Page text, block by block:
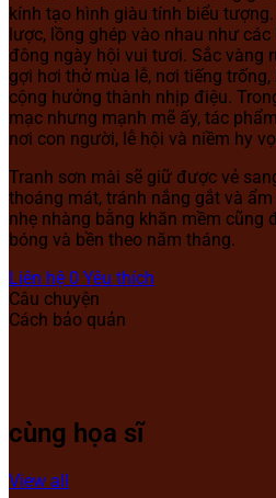
kính tạo hình giàu tính biểu
lược, lồng ghép vào nhau như
đông ngày hội vui tươi. Sắc vàng
gợi hơi thở mùa lễ, nơi tiếng
cộng hưởng thành nhịp điệu.
mạc nhưng mạnh mẽ ấy, tác
nơi con người, lễ hội và niềm hy
Tranh sơn mài sẽ giữ được vẻ
thoáng mát, tránh nắng gắt và
nhẹ nhàng bằng khăn mềm cũng
bóng và bền theo năm tháng.
Liên hệ 0 Yêu thích
Câu chuyện
Cách bảo quản
cùng họa sĩ
View all